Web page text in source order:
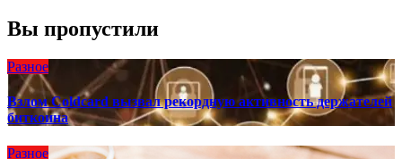
Вы пропустили
Разное
Взлом Coldcard вызвал рекордную активность держателей
биткоина
Разное